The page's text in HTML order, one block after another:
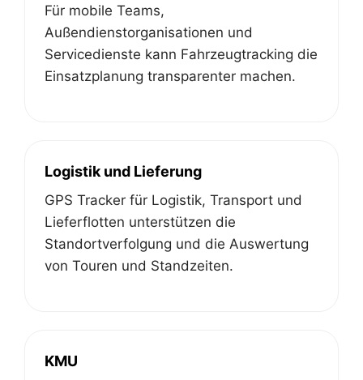
Für mobile Teams,
Außendienstorganisationen und
Servicedienste kann Fahrzeugtracking die
Einsatzplanung transparenter machen.
Logistik und Lieferung
GPS Tracker für Logistik, Transport und
Lieferflotten unterstützen die
Standortverfolgung und die Auswertung
von Touren und Standzeiten.
KMU